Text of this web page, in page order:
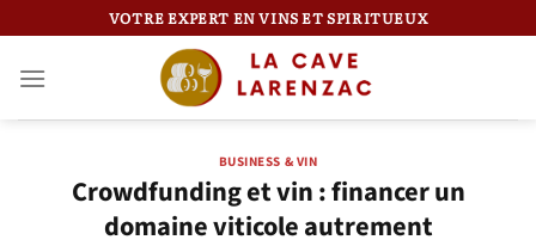
au
contenu
VOTRE EXPERT EN VINS ET SPIRITUEUX
BUSINESS & VIN
Crowdfunding et vin : financer un
domaine viticole autrement